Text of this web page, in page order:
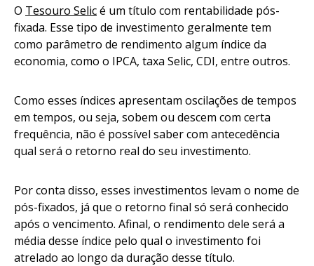
O Tesouro Selicé um título com rentabilidade pós-
fixada. Esse tipo de investimento geralmente tem
como parâmetro de rendimento algum índice da
economia, como o IPCA, taxa Selic, CDI, entre outros.
Como esses índices apresentam oscilações de tempos
em tempos, ou seja, sobem ou descem com certa
frequência, não é possível saber com antecedência
qual será o retorno real do seu investimento.
Por conta disso, esses investimentos levam o nome de
pós-fixados, já que o retorno final só será conhecido
após o vencimento. Afinal, o rendimento dele será a
média desse índice pelo qual o investimento foi
atrelado ao longo da duração desse título.